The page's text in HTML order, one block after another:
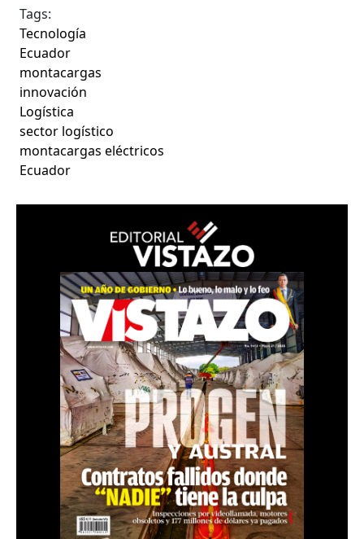
Tags:
Tecnología
Ecuador
montacargas
innovación
Logística
sector logístico
montacargas eléctricos
Ecuador